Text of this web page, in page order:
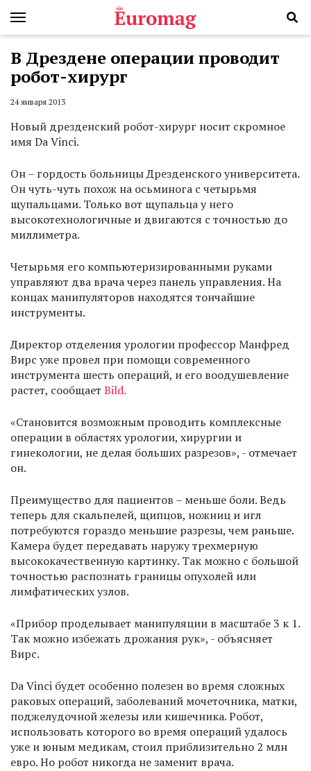
В Дрездене операции проводит
робот-хирург
24 января 2013
Новый дрезденский робот-хирург носит скромное
имя Da Vinci.
Он – гордость больницы Дрезденского университета.
Он чуть-чуть похож на осьминога с четырьмя
щупальцами. Только вот щупальца у него
высокотехнологичные и двигаются с точностью до
миллиметра.
Четырьмя его компьютеризированными руками
управляют два врача через панель управления. На
концах манипуляторов находятся тончайшие
инструменты.
Директор отделения урологии профессор Манфред
Вирс уже провел при помощи современного
инструмента шесть операций, и его воодушевление
растет, сообщает Bild.
«Становится возможным проводить комплексные
операции в областях урологии, хирургии и
гинекологии, не делая больших разрезов», - отмечает
он.
Преимущество для пациентов – меньше боли. Ведь
теперь для скальпелей, щипцов, ножниц и игл
потребуются гораздо меньшие разрезы, чем раньше.
Камера будет передавать наружу трехмерную
высококачественную картинку. Так можно с большой
точностью распознать границы опухолей или
лимфатических узлов.
«Прибор проделывает манипуляции в масштабе 3 к 1.
Так можно избежать дрожания рук», - объясняет
Вирс.
Da Vinci будет особенно полезен во время сложных
раковых операций, заболеваний мочеточника, матки,
поджелудочной железы или кишечника. Робот,
использовать которого во время операций удалось
уже и юным медикам, стоил приблизительно 2 млн
евро. Но робот никогда не заменит врача.